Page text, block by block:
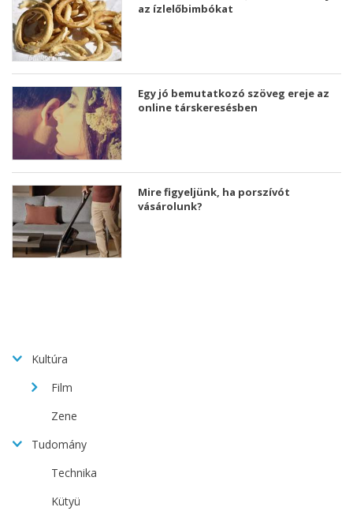
az ízlelőbimbókat
Egy jó bemutatkozó szöveg ereje az
online társkeresésben
Mire figyeljünk, ha porszívót
vásárolunk?
Kultúra
Film
Zene
Tudomány
Technika
Kütyü